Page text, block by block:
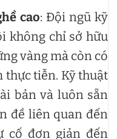
cao: Đội ngũ kỹ
không chỉ sở hữu
vàng mà còn có
tiễn. Kỹ thuật
bản và luôn sẵn
đề liên quan đến
cố đơn giản đến